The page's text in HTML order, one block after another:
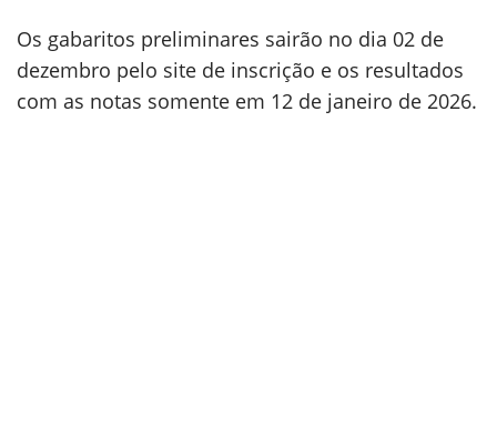
Os gabaritos preliminares sairão no dia 02 de
dezembro pelo site de inscrição e os resultados
com as notas somente em 12 de janeiro de 2026.